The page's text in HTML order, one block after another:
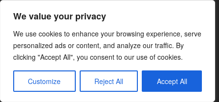
We value your privacy
We use cookies to enhance your browsing experience, serve
personalized ads or content, and analyze our traffic. By
clicking "Accept All", you consent to our use of cookies.
Customize Reject All Accept All
que tu comentario esta fuera de lugar.
Vlad el30/08/2013 a las 14:13ha dicho:
Mi grupo de amigos y yo, empezamos en
Warhammer en Octava, y las partidas son